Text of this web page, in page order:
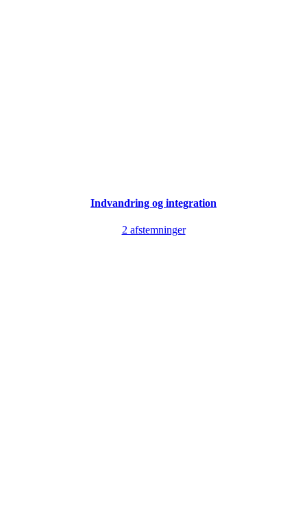
Indvandring og integration
2 afstemninger